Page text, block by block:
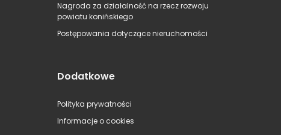
Nagroda za działalność na rzecz rozwoju
powiatu konińskiego
Postępowania dotyczące nieruchomości
Dodatkowe
Polityka prywatności
Informacje o cookies